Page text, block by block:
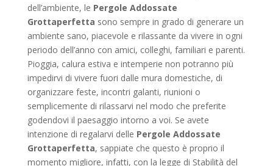
dell’ambiente, le Pergole Addossate
Grottaperfetta sono sempre in grado di generare un
ambiente sano, piacevole e rilassante da vivere in ogni
periodo dell’anno con amici, colleghi, familiari e parenti.
Pioggia, calura estiva e intemperie non potranno più
impedirvi di vivere fuori dalle mura domestiche, di
organizzare feste, incontri galanti, riunioni o
semplicemente di rilassarvi nel modo che preferite
godendovi il paesaggio intorno a voi. Se avete
intenzione di regalarvi delle Pergole Addossate
Grottaperfetta, sappiate che questo è proprio il
momento migliore, infatti, con la legge di Stabilità del